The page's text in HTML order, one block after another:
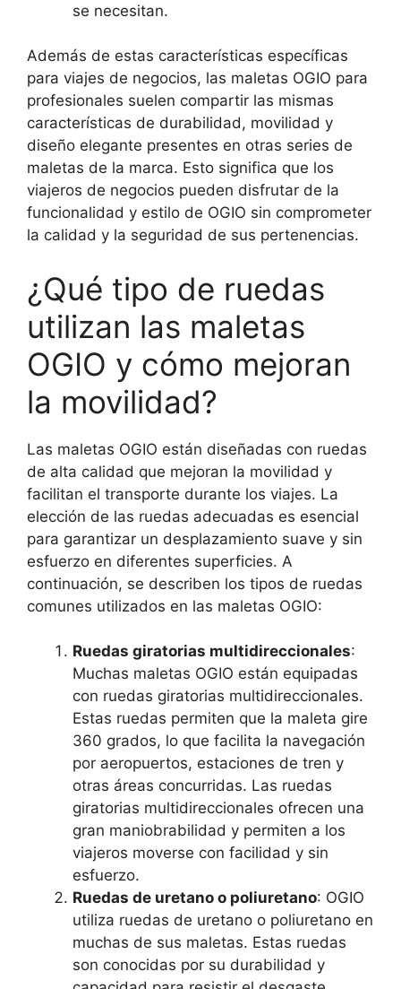
se necesitan.
Además de estas características específicas
para viajes de negocios, las maletas OGIO para
profesionales suelen compartir las mismas
características de durabilidad, movilidad y
diseño elegante presentes en otras series de
maletas de la marca. Esto significa que los
viajeros de negocios pueden disfrutar de la
funcionalidad y estilo de OGIO sin comprometer
la calidad y la seguridad de sus pertenencias.
¿Qué tipo de ruedas
utilizan las maletas
OGIO y cómo mejoran
la movilidad?
Las maletas OGIO están diseñadas con ruedas
de alta calidad que mejoran la movilidad y
facilitan el transporte durante los viajes. La
elección de las ruedas adecuadas es esencial
para garantizar un desplazamiento suave y sin
esfuerzo en diferentes superficies. A
continuación, se describen los tipos de ruedas
comunes utilizados en las maletas OGIO:
Ruedas giratorias multidireccionales:
Muchas maletas OGIO están equipadas
con ruedas giratorias multidireccionales.
Estas ruedas permiten que la maleta gire
360 grados, lo que facilita la navegación
por aeropuertos, estaciones de tren y
otras áreas concurridas. Las ruedas
giratorias multidireccionales ofrecen una
gran maniobrabilidad y permiten a los
viajeros moverse con facilidad y sin
esfuerzo.
Ruedas de uretano o poliuretano: OGIO
utiliza ruedas de uretano o poliuretano en
muchas de sus maletas. Estas ruedas
son conocidas por su durabilidad y